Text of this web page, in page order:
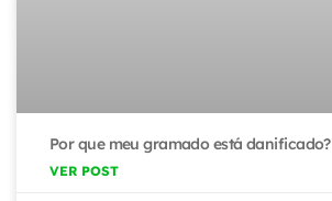
Por que meu gramado está danificado?
VER POST